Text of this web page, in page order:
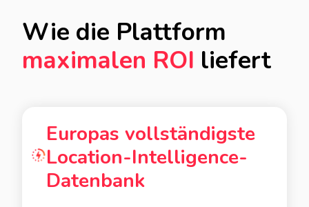
Wie die Plattform
maximalen ROI liefert
Europas vollständigste
Location-Intelligence-
Datenbank